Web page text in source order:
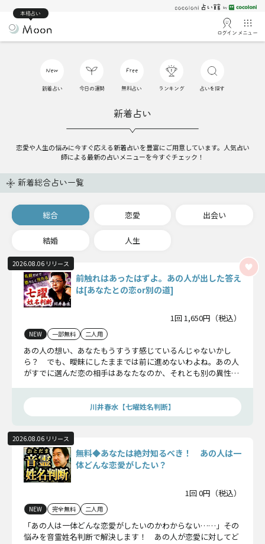
本格占い
ログイン メニュー
新着占い 今日の運勢 無料占い ランキング 占いを探す
新着占い
恋愛や人生の悩みに今すぐ応える新着占いを豊富にご用意しています。人気占い
師による最新の占いメニューを今すぐチェック！
新着総合占い一覧
総合 恋愛 出会い
結婚 人生
2026.08.06 リリース
前触れはあったはずよ。あの人が出した答え
は[あなたとの恋or別の道]
1回 1,650円（税込）
NEW 一部無料 二人用
あの人の想い、あなたもうすうす感じているんじゃないかし
ら？ でも、曖昧にしたままでは前に進めないわよね。あの人
がすでに選んだ恋の相手はあなたなのか、それとも別の異性な
川井春水【七曜姓名判断】
2026.08.06 リリース
無料◆あなたは絶対知るべき！ あの人は一
体どんな恋愛がしたい？
1回 0円（税込）
NEW 完全無料 二人用
「あの人は一体どんな恋愛がしたいのかわからない……」その
悩みを音霊姓名判断で解決します！ あの人が恋愛に対してど